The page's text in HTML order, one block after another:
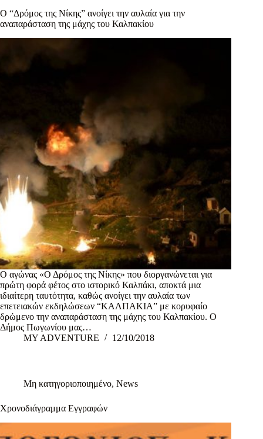
Ο “Δρόμος της Νίκης” ανοίγει την αυλαία για την
αναπαράσταση της μάχης του Καλπακίου
Ο αγώνας «Ο Δρόμος της Νίκης» που διοργανώνεται για
πρώτη φορά φέτος στο ιστορικό Καλπάκι, αποκτά μια
ιδιαίτερη ταυτότητα, καθώς ανοίγει την αυλαία των
επετειακών εκδηλώσεων “ΚΑΛΠΑΚΙΑ” με κορυφαίο
δρώμενο την αναπαράσταση της μάχης του Καλπακίου. Ο
Δήμος Πωγωνίου μας…
MY ADVENTURE
12/10/2018
Μη κατηγοριοποιημένο, News
Χρονοδιάγραμμα Εγγραφών